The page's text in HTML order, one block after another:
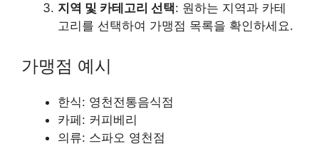
지역 및 카테고리 선택: 원하는 지역과 카테
고리를 선택하여 가맹점 목록을 확인하세요.
가맹점 예시
한식: 영천전통음식점
카페: 커피베리
의류: 스파오 영천점